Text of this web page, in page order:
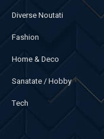
Diverse Noutati
Fashion
Home & Deco
Sanatate / Hobby
Tech